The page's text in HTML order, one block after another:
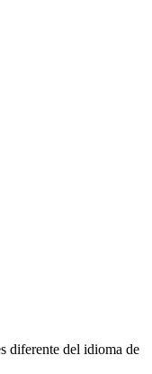
diferente del idioma de